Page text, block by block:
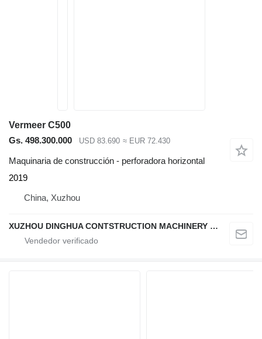
Vermeer C500
Gs. 498.300.000
USD 83.690 ≈ EUR 72.430
Maquinaria de construcción - perforadora horizontal
2019
China, Xuzhou
XUZHOU DINGHUA CONTSTRUCTION MACHINERY CO., LTD.